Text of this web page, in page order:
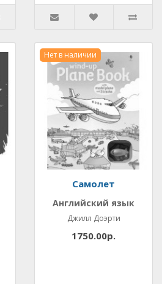
Нет в наличии
Самолет
Английский язык
Джилл Доэрти
1750.00р.